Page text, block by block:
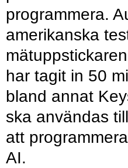
programmera.
amerikanska
har tagit in 50
bland annat
ska användas
att
AI.